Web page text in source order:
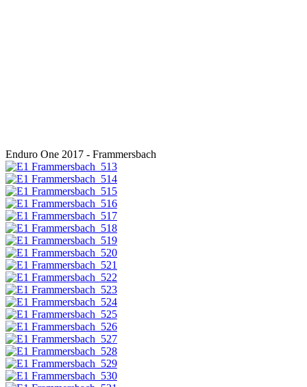
Enduro One 2017 - Frammersbach